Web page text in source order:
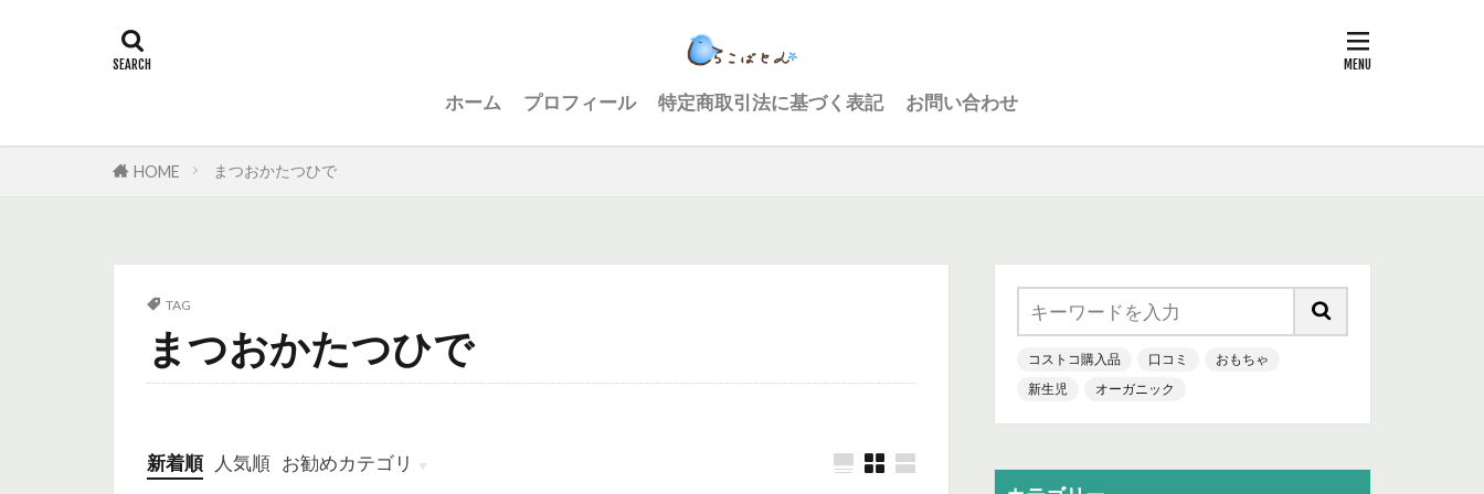
ホーム プロフィール 特定商取引法に基づく表記 お問い合わせ
HOME まつおかたつひで
TAG
まつおかたつひで
新着順 人気順 お勧めカテゴリ
コストコ購入品 口コミ
おもちゃ
新生児
オーガニック